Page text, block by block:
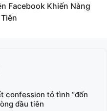
Facebook Khiến Nàng
confession tỏ tình “đốn
đầu tiên